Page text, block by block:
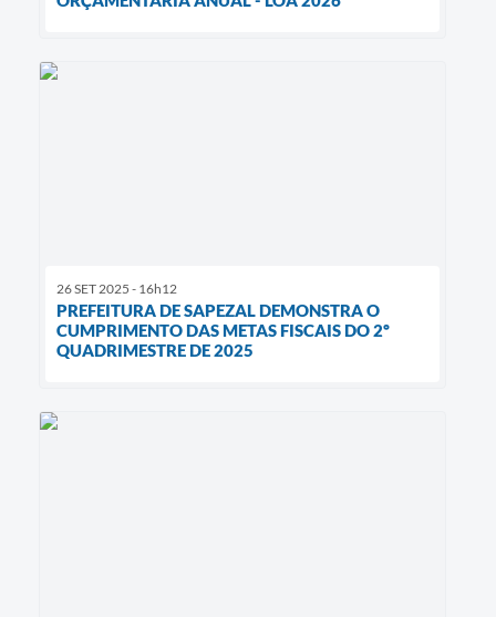
26 SET 2025 - 16h12
PREFEITURA DE SAPEZAL DEMONSTRA O
CUMPRIMENTO DAS METAS FISCAIS DO 2º
QUADRIMESTRE DE 2025